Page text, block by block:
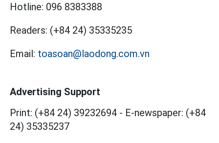
Hotline: 096 8383388
Readers: (+84 24) 35335235
Email: toasoan@laodong.com.vn
Advertising Support
Print: (+84 24) 39232694 - E-newspaper: (+84
24) 35335237